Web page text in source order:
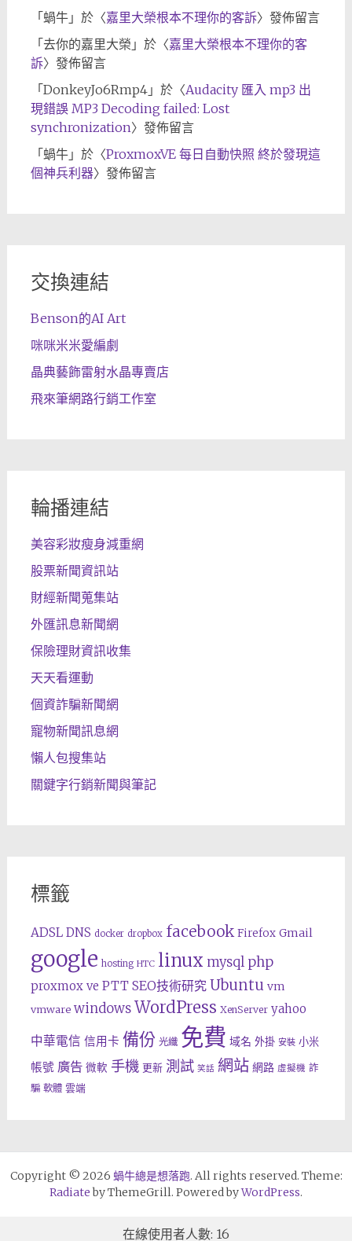
「 蝸牛」於〈嘉里大榮根本不理你的客訴〉發佈留言
「 去你的嘉里大榮 」於〈嘉里大榮根本不理你的客
訴〉發佈留言
「 DonkeyJo6Rmp4」於〈Audacity 匯入 mp3 出
現錯誤 MP3 Decoding failed: Lost
synchronization〉發佈留言
「 蝸牛」於〈ProxmoxVE 每日自動快照 終於發現這
個神兵利器〉發佈留言
交換連結
Benson的AI Art
咪咪米米愛編劇
晶典藝飾雷射水晶專賣店
飛來筆網路行銷工作室
輪播連結
美容彩妝瘦身減重網
股票新聞資訊站
財經新聞蒐集站
外匯訊息新聞網
保險理財資訊收集
天天看運動
個資詐騙新聞網
寵物新聞訊息網
懶人包搜集站
關鍵字行銷新聞與筆記
標籤
ADSL DNS docker dropbox facebook Firefox Gmail
google hosting HTC linux mysql php
proxmox ve PTT SEO技術研究 Ubuntu vm
vmware windows WordPress XenServer yahoo
中華電信 信用卡 備份 光纖 免費 域名 外掛 安裝 小米
帳號 廣告 微軟 手機 更新 測試 笑話 網站 網路 虛擬機 詐
騙 軟體 雲端
Copyright © 2026 蝸牛總是想落跑. All rights reserved. Theme:
Radiateby ThemeGrill. Powered byWordPress.
在線使用者人數: 16